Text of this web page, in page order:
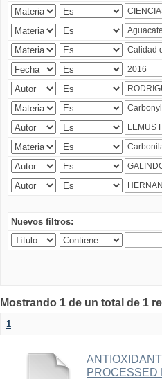
Nuevos filtros:
Mostrando 1 de un total de 1
1
PROCESSED